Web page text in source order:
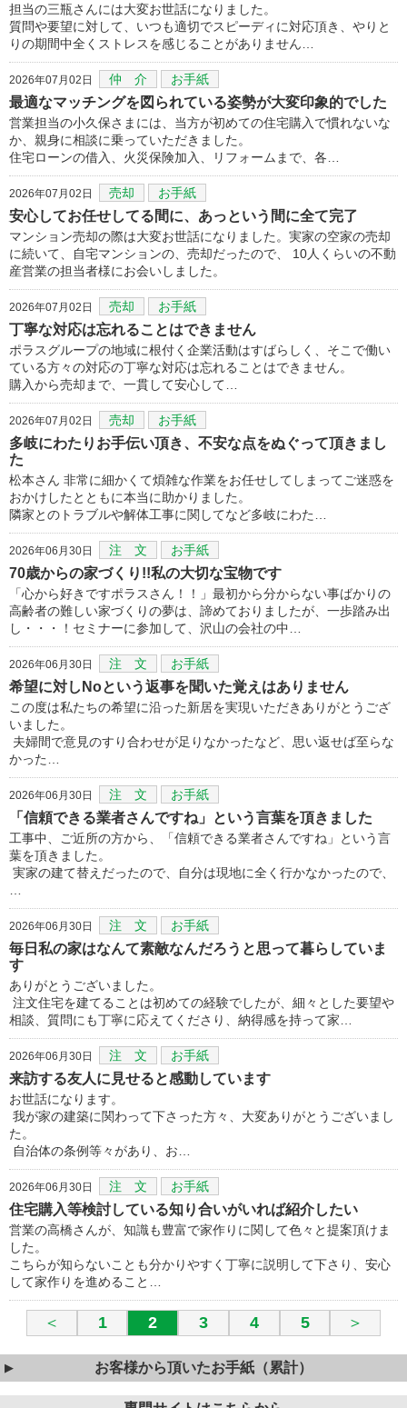
担当の三瓶さんには大変お世話になりました。
質問や要望に対して、いつも適切でスピーディに対応頂き、やりと
りの期間中全くストレスを感じることがありません…
2026年07月02日 仲 介 お手紙
最適なマッチングを図られている姿勢が大変印象的でした
営業担当の小久保さまには、当方が初めての住宅購入で慣れないな
か、親身に相談に乗っていただきました。
住宅ローンの借入、火災保険加入、リフォームまで、各…
2026年07月02日 売却 お手紙
安心してお任せしてる間に、あっという間に全て完了
マンション売却の際は大変お世話になりました。実家の空家の売却
に続いて、自宅マンションの、売却だったので、 10人くらいの不動
産営業の担当者様にお会いしました。
2026年07月02日 売却 お手紙
丁寧な対応は忘れることはできません
ポラスグループの地域に根付く企業活動はすばらしく、そこで働い
ている方々の対応の丁寧な対応は忘れることはできません。
購入から売却まで、一貫して安心して…
2026年07月02日 売却 お手紙
多岐にわたりお手伝い頂き、不安な点をぬぐって頂きまし
た
松本さん 非常に細かくて煩雑な作業をお任せしてしまってご迷惑を
おかけしたとともに本当に助かりました。
隣家とのトラブルや解体工事に関してなど多岐にわた…
2026年06月30日 注 文 お手紙
70歳からの家づくり!!私の大切な宝物です
「心から好きですポラスさん！！」最初から分からない事ばかりの
高齢者の難しい家づくりの夢は、諦めておりましたが、一歩踏み出
し・・・！セミナーに参加して、沢山の会社の中…
2026年06月30日 注 文 お手紙
希望に対しNoという返事を聞いた覚えはありません
この度は私たちの希望に沿った新居を実現いただきありがとうござ
いました。
夫婦間で意見のすり合わせが足りなかったなど、思い返せば至らな
かった…
2026年06月30日 注 文 お手紙
「信頼できる業者さんですね」という言葉を頂きました
工事中、ご近所の方から、「信頼できる業者さんですね」という言
葉を頂きました。
実家の建て替えだったので、自分は現地に全く行かなかったので、
2026年06月30日 注 文 お手紙
毎日私の家はなんて素敵なんだろうと思って暮らしていま
す
ありがとうございました。
注文住宅を建てることは初めての経験でしたが、細々とした要望や
相談、質問にも丁寧に応えてくださり、納得感を持って家…
2026年06月30日 注 文 お手紙
来訪する友人に見せると感動しています
お世話になります。
我が家の建築に関わって下さった方々、大変ありがとうございまし
た。
自治体の条例等々があり、お…
2026年06月30日 注 文 お手紙
住宅購入等検討している知り合いがいれば紹介したい
営業の高橋さんが、知識も豊富で家作りに関して色々と提案頂けま
した。
こちらが知らないことも分かりやすく丁寧に説明して下さり、安心
して家作りを進めること…
＜ 1 2 3 4 5 ＞
お客様から頂いたお手紙（累計）